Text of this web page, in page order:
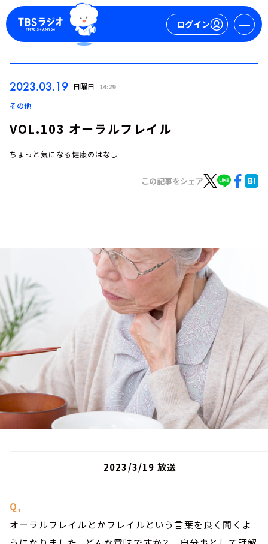
ログイン
トピックス
TBS Podcast
イベント・グッズ
YouTube
会社情報
2023.03.19 日曜日 14:29
その他
VOL.103 オーラルフレイル
ちょっと気になる健康のはなし
この記事をシェア
2023/3/19 放送
Q,
オーラルフレイルとかフレイルという言葉を良く聞くよ